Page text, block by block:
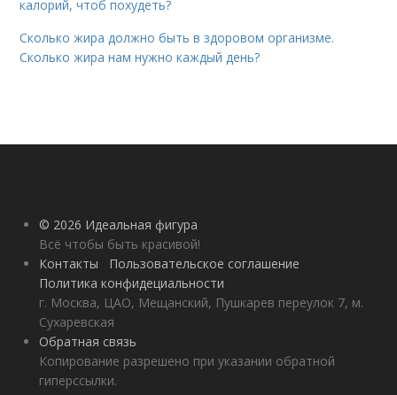
калорий, чтоб похудеть?
Сколько жира должно быть в здоровом организме.
Сколько жира нам нужно каждый день?
© 2026 Идеальная фигура
Всё чтобы быть красивой!
Контакты
Пользовательское соглашение
Политика конфидециальности
г. Москва, ЦАО, Мещанский, Пушкарев переулок 7, м.
Сухаревская
Обратная связь
Копирование разрешено при указании обратной
гиперссылки.